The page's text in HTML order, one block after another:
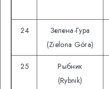
24
Зелена-Гура
(Zielona Góra)
25
Рыбник
(Rybnik)